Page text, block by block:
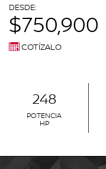
DESDE:
$750,900
COTÍZALO
248
POTENCIA
HP